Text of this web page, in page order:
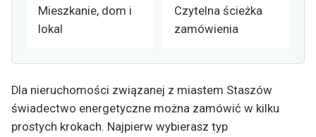
Mieszkanie, dom i
lokal
Czytelna ścieżka
zamówienia
Dla nieruchomości związanej z miastem Staszów
świadectwo energetyczne można zamówić w kilku
prostych krokach. Najpierw wybierasz typ